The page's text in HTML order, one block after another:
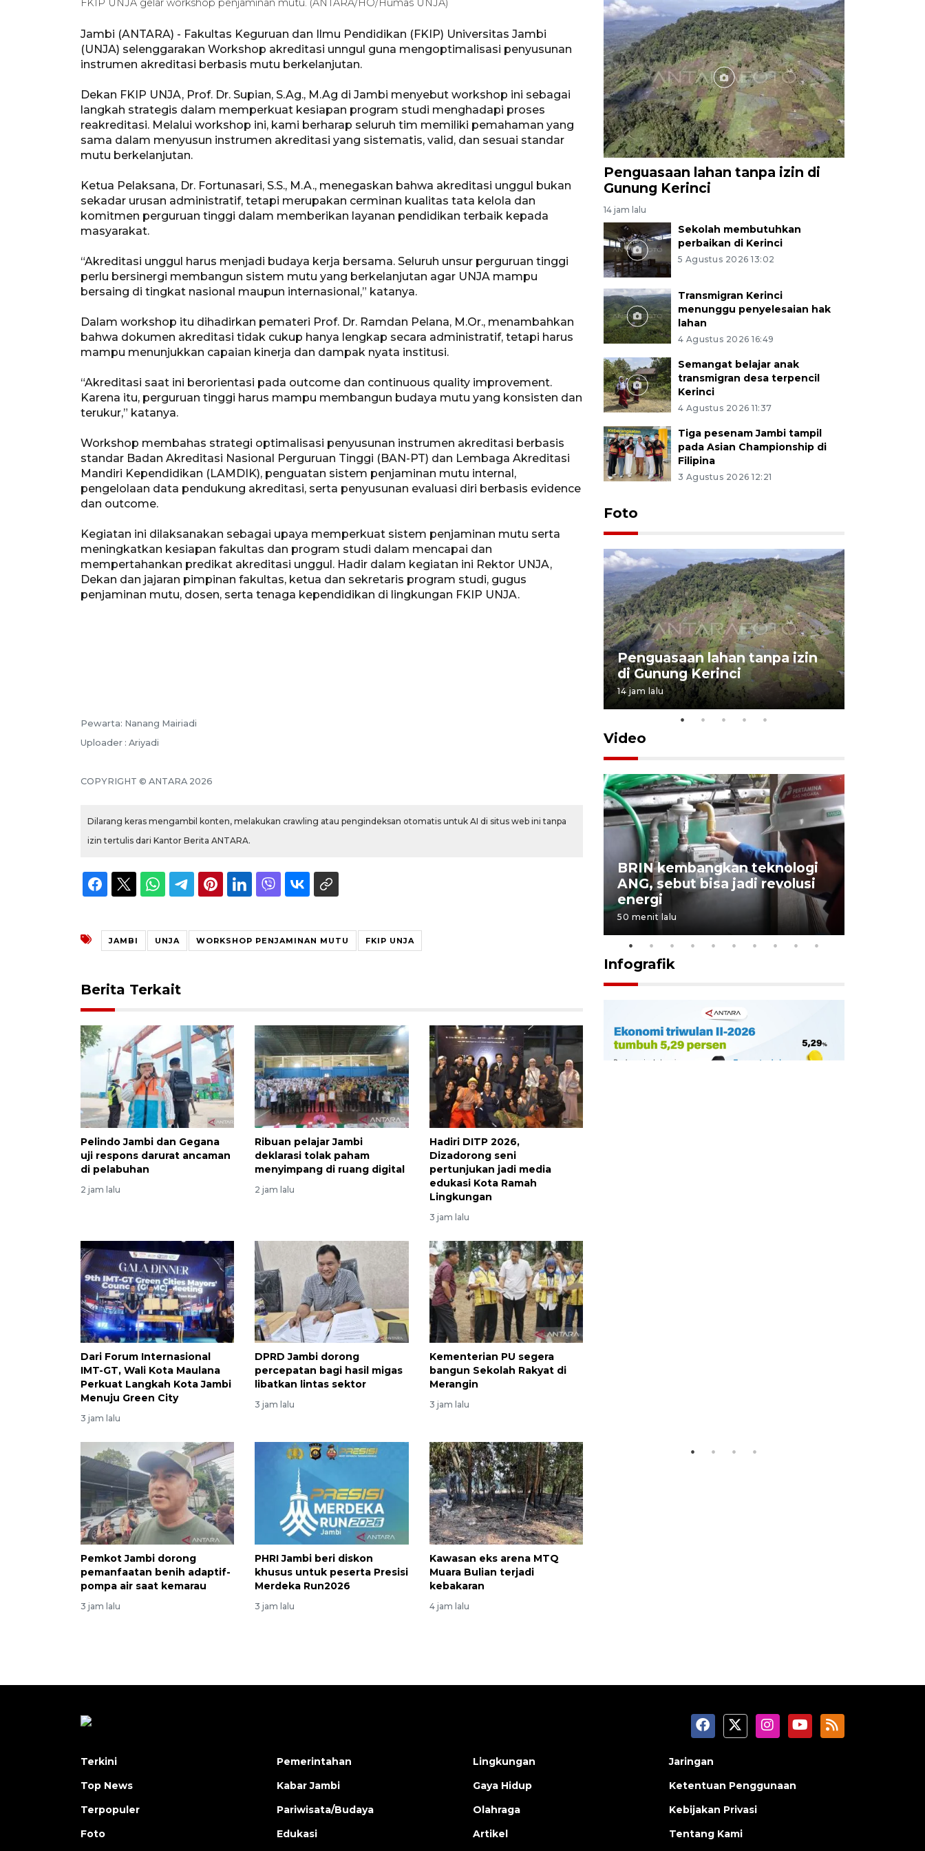
FKIP UNJA gelar workshop penjaminan mutu. (ANTARA/HO/Humas UNJA)
Jambi (ANTARA) - Fakultas Keguruan dan Ilmu Pendidikan (FKIP) Universitas Jambi
(UNJA) selenggarakan Workshop akreditasi unngul guna mengoptimalisasi penyusunan
instrumen akreditasi berbasis mutu berkelanjutan.
Dekan FKIP UNJA, Prof. Dr. Supian, S.Ag., M.Ag di Jambi menyebut workshop ini sebagai
langkah strategis dalam memperkuat kesiapan program studi menghadapi proses
reakreditasi. Melalui workshop ini, kami berharap seluruh tim memiliki pemahaman yang
sama dalam menyusun instrumen akreditasi yang sistematis, valid, dan sesuai standar
mutu berkelanjutan.
Ketua Pelaksana, Dr. Fortunasari, S.S., M.A., menegaskan bahwa akreditasi unggul bukan
sekadar urusan administratif, tetapi merupakan cerminan kualitas tata kelola dan
komitmen perguruan tinggi dalam memberikan layanan pendidikan terbaik kepada
masyarakat.
“Akreditasi unggul harus menjadi budaya kerja bersama. Seluruh unsur perguruan tinggi
perlu bersinergi membangun sistem mutu yang berkelanjutan agar UNJA mampu
bersaing di tingkat nasional maupun internasional,” katanya.
Dalam workshop itu dihadirkan pemateri Prof. Dr. Ramdan Pelana, M.Or., menambahkan
bahwa dokumen akreditasi tidak cukup hanya lengkap secara administratif, tetapi harus
mampu menunjukkan capaian kinerja dan dampak nyata institusi.
“Akreditasi saat ini berorientasi pada outcome dan continuous quality improvement.
Karena itu, perguruan tinggi harus mampu membangun budaya mutu yang konsisten dan
terukur,” katanya.
Workshop membahas strategi optimalisasi penyusunan instrumen akreditasi berbasis
standar Badan Akreditasi Nasional Perguruan Tinggi (BAN-PT) dan Lembaga Akreditasi
Mandiri Kependidikan (LAMDIK), penguatan sistem penjaminan mutu internal,
pengelolaan data pendukung akreditasi, serta penyusunan evaluasi diri berbasis evidence
dan outcome.
Kegiatan ini dilaksanakan sebagai upaya memperkuat sistem penjaminan mutu serta
meningkatkan kesiapan fakultas dan program studi dalam mencapai dan
mempertahankan predikat akreditasi unggul. Hadir dalam kegiatan ini Rektor UNJA,
Dekan dan jajaran pimpinan fakultas, ketua dan sekretaris program studi, gugus
penjaminan mutu, dosen, serta tenaga kependidikan di lingkungan FKIP UNJA.
Pewarta: Nanang Mairiadi
Uploader : Ariyadi
COPYRIGHT © ANTARA 2026
Dilarang keras mengambil konten, melakukan crawling atau pengindeksan otomatis untuk AI di situs web ini tanpa
izin tertulis dari Kantor Berita ANTARA.
JAMBI UNJA WORKSHOP PENJAMINAN MUTU FKIP UNJA
Berita Terkait
Pelindo Jambi dan Gegana
uji respons darurat ancaman
di pelabuhan
2 jam lalu
Ribuan pelajar Jambi
deklarasi tolak paham
menyimpang di ruang digital
2 jam lalu
Hadiri DITP 2026,
Dizadorong seni
pertunjukan jadi media
edukasi Kota Ramah
Lingkungan
3 jam lalu
Dari Forum Internasional
IMT-GT, Wali Kota Maulana
Perkuat Langkah Kota Jambi
Menuju Green City
3 jam lalu
DPRD Jambi dorong
percepatan bagi hasil migas
libatkan lintas sektor
3 jam lalu
Kementerian PU segera
bangun Sekolah Rakyat di
Merangin
3 jam lalu
Pemkot Jambi dorong
pemanfaatan benih adaptif-
pompa air saat kemarau
3 jam lalu
PHRI Jambi beri diskon
khusus untuk peserta Presisi
Merdeka Run2026
3 jam lalu
Kawasan eks arena MTQ
Muara Bulian terjadi
kebakaran
4 jam lalu
Penguasaan lahan tanpa izin di
Gunung Kerinci
14 jam lalu
Sekolah membutuhkan
perbaikan di Kerinci
5 Agustus 2026 13:02
Transmigran Kerinci
menunggu penyelesaian hak
lahan
4 Agustus 2026 16:49
Semangat belajar anak
transmigran desa terpencil
Kerinci
4 Agustus 2026 11:37
Tiga pesenam Jambi tampil
pada Asian Championship di
Filipina
3 Agustus 2026 12:21
Foto
Penguasaan lahan tanpa izin
di Gunung Kerinci
14 jam lalu
Video
BRIN kembangkan teknologi
ANG, sebut bisa jadi revolusi
energi
50 menit lalu
Infografik
Memberantas kejahatan
jalanan Jakarta
Terkini
Top News
Terpopuler
Foto
Pemerintahan
Kabar Jambi
Pariwisata/Budaya
Edukasi
Lingkungan
Gaya Hidup
Olahraga
Artikel
Jaringan
Ketentuan Penggunaan
Kebijakan Privasi
Tentang Kami